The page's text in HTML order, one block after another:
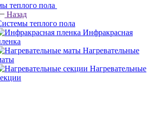
теплого пола
Назад
теплого пола
Инфракрасная
Нагревательные
Нагревательные